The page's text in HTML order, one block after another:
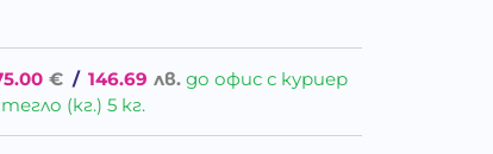
€ / 146.69 лв. до офис с куриер
(кг.) 5 кг.